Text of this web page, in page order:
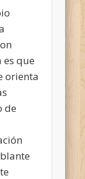
es que
orienta
de